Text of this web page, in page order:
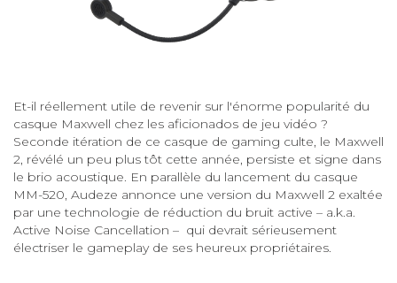
Et-il réellement utile de revenir sur l'énorme popularité du
casque Maxwell chez les aficionados de jeu vidéo ?
Seconde itération de ce casque de gaming culte, le Maxwell
2, révélé un peu plus tôt cette année, persiste et signe dans
le brio acoustique. En parallèle du lancement du casque
MM-520, Audeze annonce une version du Maxwell 2 exaltée
par une technologie de réduction du bruit active – a.k.a.
Active Noise Cancellation – qui devrait sérieusement
électriser le gameplay de ses heureux propriétaires.